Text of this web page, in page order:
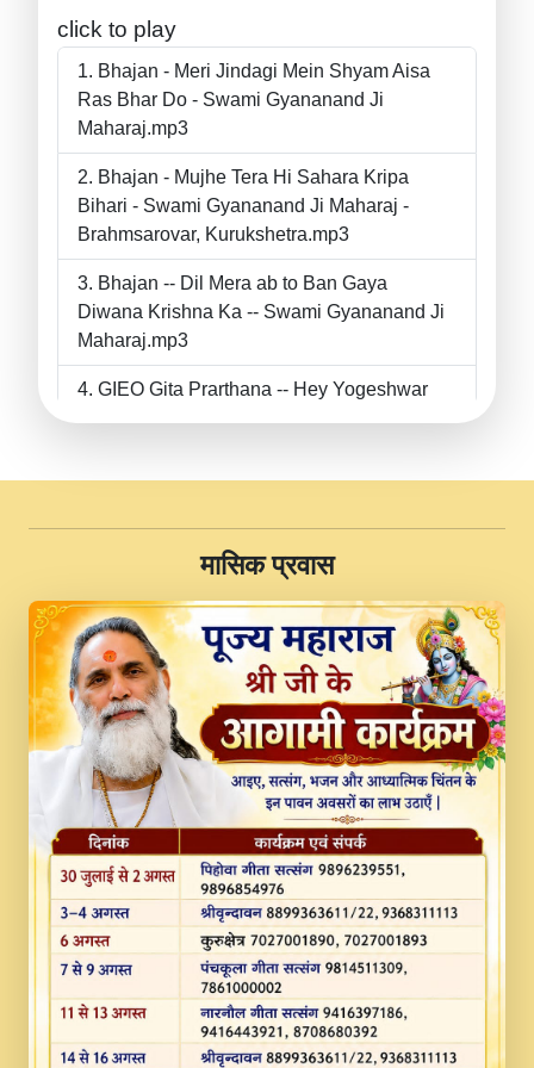
click to play
Bhajan - Meri Jindagi Mein Shyam Aisa
Ras Bhar Do - Swami Gyananand Ji
Maharaj.mp3
Bhajan - Mujhe Tera Hi Sahara Kripa
Bihari - Swami Gyananand Ji Maharaj -
Brahmsarovar, Kurukshetra.mp3
Bhajan -- Dil Mera ab to Ban Gaya
Diwana Krishna Ka -- Swami Gyananand Ji
Maharaj.mp3
GIEO Gita Prarthana -- Hey Yogeshwar
II Swami Gyananand Ji Maharaj.mp3
JINU SATGURU AAP BULAVE by Rasik
Pawan ji 20-11-19 Sankirtan At VEER JI
PRABHU KUTEER CHANNEL.mp3
Kina Sohna Tera Bhawan Sajaya Mata
Vaishno Devi Aarti Mata Rani Bhajan By
Lakhwinder Wadali Ji.mp3
MERE MANN VICH KANTH KALER
NEW PUNAJBI DEVOTIONAL SONG 2017
FULL VIDEO HD.mp3
Na To Roop Hai Bindu Ji Maharaj Pad - A
Divine Bhajan by Shri Indresh Ji
#BhaktiPath.mp3
Radha Rani Ki Kirpa Best Devotional
Song By Chitra Vichitra.mp3
​मासिक प्रवास